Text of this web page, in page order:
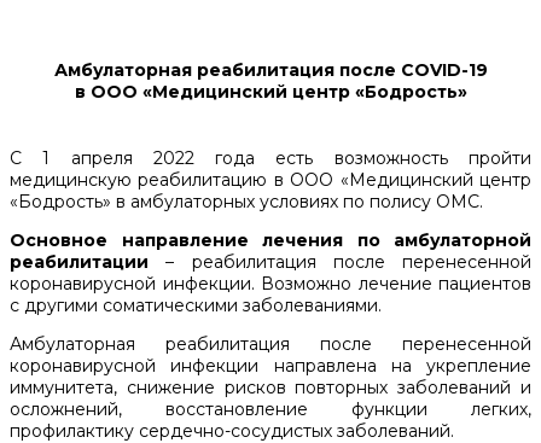
Амбулаторная реабилитация после COVID-19
в ООО «Медицинский центр «Бодрость»
С 1 апреля 2022 года есть возможность пройти
медицинскую реабилитацию в ООО «Медицинский центр
«Бодрость» в амбулаторных условиях по полису ОМС.
Основное направление лечения по амбулаторной
реабилитации – реабилитация после перенесенной
коронавирусной инфекции. Возможно лечение пациентов
с другими соматическими заболеваниями.
Амбулаторная реабилитация после перенесенной
коронавирусной инфекции направлена на укрепление
иммунитета, снижение рисков повторных заболеваний и
осложнений, восстановление функции легких,
профилактику сердечно-сосудистых заболеваний.